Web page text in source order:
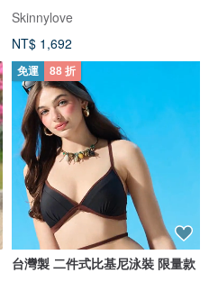
Skinnylove
NT$ 1,692
免運 88 折
台灣製 二件式比基尼泳裝 限量款